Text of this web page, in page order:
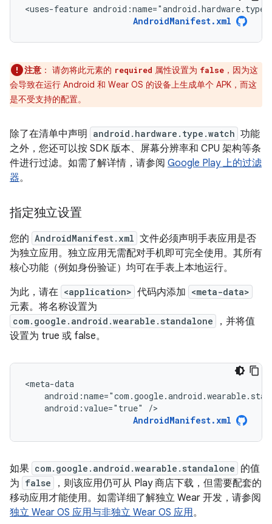
<uses-feature
AndroidManifest.xml
注意 ： 请勿将此元素的 required 属性设置为 false ，因为这
会导致在运行 Android 和 Wear OS 的设备上生成单个 APK，而这
是不受支持的配置。
除了在清单中声明 android.hardware.type.watch 功能
之外，您还可以按 SDK 版本、屏幕分辨率和 CPU 架构等条
件进行过滤。如需了解详情，请参阅 Google Play 上的过滤
器。
指定独立设置
您的 AndroidManifest.xml 文件必须声明手表应用是否
为独立应用。独立应用无需配对手机即可完全使用。其所有
核心功能（例如身份验证）均可在手表上本地运行。
为此，请在 <application> 代码内添加 <meta-data>
元素。将名称设置为
com.google.android.wearable.standalone
，并将值
设置为 true 或 false。
android:value="true"
/>
AndroidManifest.xml
如果 com.google.android.wearable.standalone 的值
为 false
，则该应用仍可从 Play 商店下载，但需要配套的
移动应用才能使用。如需详细了解独立 Wear 开发，请参阅
独立 Wear OS 应用与非独立 Wear OS 应用。